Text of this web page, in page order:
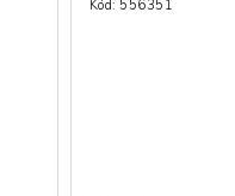
Kód: 556351